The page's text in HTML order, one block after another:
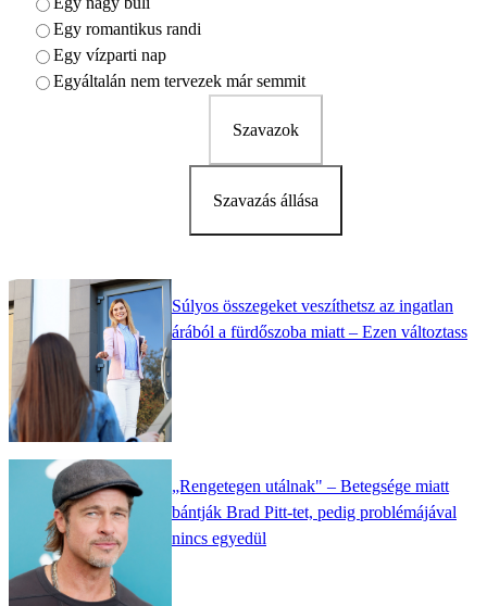
Egy romantikus randi
Egy vízparti nap
Egyáltalán nem tervezek már semmit
Szavazok
Szavazás állása
Súlyos összegeket veszíthetsz az ingatlan
árából a fürdőszoba miatt – Ezen változtass
„Rengetegen utálnak" – Betegsége miatt
bántják Brad Pitt-tet, pedig problémájával
nincs egyedül